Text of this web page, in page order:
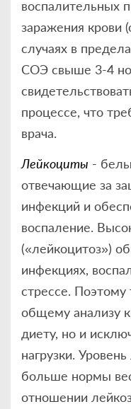
воспалительных
заражения крови
случаях в
СОЭ свыше 3-4
процессе, что
врача.
Лейкоциты -
отвечающие за
инфекций и
воспаление.
(«лейкоцитоз»)
инфекциях,
стрессе. Поэтому
общему анализу
диету, но и
нагрузки.
больше нормы
отношении